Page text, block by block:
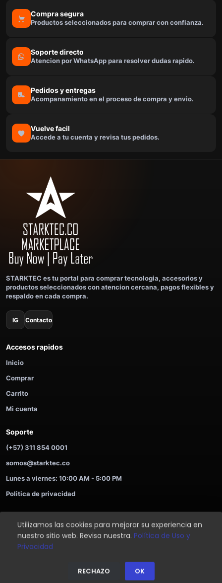
Ofertas
👤
Compra segura
Productos seleccionados para comprar con confianza.
Soporte directo
Atencion por WhatsApp para resolver dudas rapido.
Pedidos y entregas
Acompanamiento en el proceso de compra y envio.
Vuelve facil
Accede a tu cuenta y revisa tus pedidos.
STARKTEC es tu portal para comprar tecnologia, accesorios y
productos seleccionados con atencion cercana, pagos flexibles y
respaldo en cada compra.
IG Contacto
Accesos rapidos
Inicio
Comprar
Carrito
Mi cuenta
Soporte
(+57) 311 854 0001
somos@starktec.co
Lunes a viernes: 10:00 AM - 5:00 PM
Politica de privacidad
2026STARKTEC. Compra ahora y paga despues.
SoportePrivacidad
Ayuda
Utilizamos las cookies para mejorar su experiencia en
nuestro sitio web. Revisa nuestra. Política de Uso y
Privacidad
RECHAZO OK